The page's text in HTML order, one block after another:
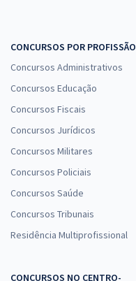
CONCURSOS POR PROFISSÃO
Concursos Administrativos
Concursos Educação
Concursos Fiscais
Concursos Jurídicos
Concursos Militares
Concursos Policiais
Concursos Saúde
Concursos Tribunais
Residência Multiprofissional
CONCURSOS NO CENTRO-